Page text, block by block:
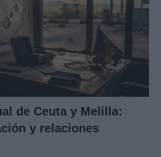
de Ceuta y Melilla:
y relaciones